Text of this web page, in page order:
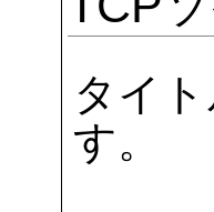
タイ
す。